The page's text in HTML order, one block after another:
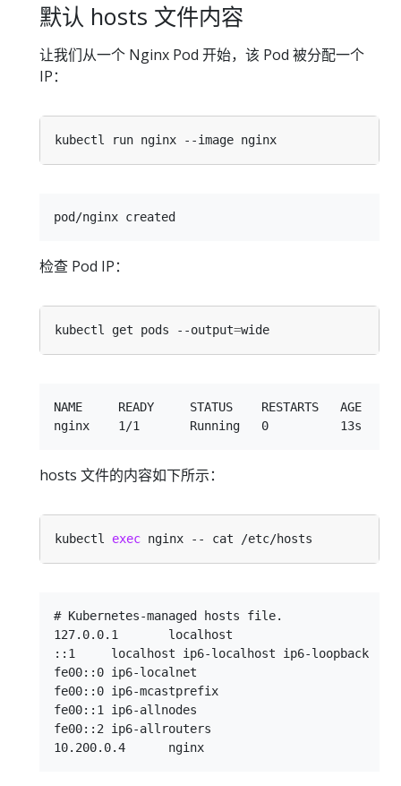
默认 hosts 文件内容
让我们从一个 Nginx Pod 开始，该 Pod 被分配一个
IP：
检查 Pod IP：
kubectl get pods --output=
NAME     READY     STATUS    RESTARTS   AGE
hosts 文件的内容如下所示：
kubectl exec
# Kubernetes-managed hosts file.
127.0.0.1	localhost
::1	localhost ip6-localhost ip6-loopback
fe00::0	ip6-localnet
fe00::0	ip6-mcastprefix
fe00::1	ip6-allnodes
fe00::2	ip6-allrouters